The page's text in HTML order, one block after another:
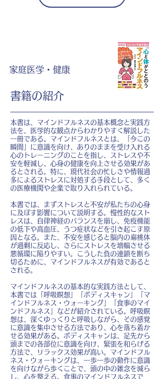
家庭医学・健康
書籍の紹介
本書は、マインドフルネスの基本概念と実践方
法を、医学的な観点からわかりやすく解説した
一冊である。マインドフルネスとは、「今この
瞬間」に意識を向け、ありのままを受け入れる
心のトレーニングのことを指し、ストレスや不
安を軽減し、心身の健康を向上させる効果があ
るとされる。特に、現代社会の忙しさや情報過
多によるストレスに対処する手段として、多く
の医療機関や企業で取り入れられている。
本書では、まずストレスと不安が私たちの心身
に及ぼす影響について説明する。慢性的なスト
レスは、自律神経のバランスを崩し、免疫機能
の低下や高血圧、うつ症状などを引き起こす原
因となる。また、不安を感じると脳内の扁桃体
が過剰に反応し、さらにストレスを増幅させる
悪循環に陥りやすい。こうした負の連鎖を断ち
切るために、マインドフルネスが有効であると
される。
マインドフルネスの基本的な実践方法として、
本書では「呼吸瞑想」「ボディスキャン」「マ
インドフルネス・ウォーキング」「食事のマイ
ンドフルネス」などが紹介されている。呼吸瞑
想は、深くゆっくりと呼吸しながら、その感覚
に意識を集中させる方法であり、心を落ち着か
せる効果がある。ボディスキャンは、足先から
頭までの各部位に意識を向け、緊張を和らげる
方法で、リラックス効果が高い。マインドフル
ネス・ウォーキングは、一歩一歩の動作に意識
を向けながら歩くことで、頭の中の雑念を減ら
し、心を整える。食事のマインドフルネスで